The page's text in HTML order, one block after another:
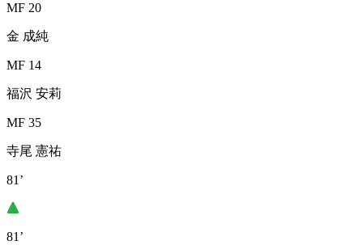
MF 20
金 成純
MF 14
福沢 安莉
MF 35
寺尾 憲祐
81’
81’